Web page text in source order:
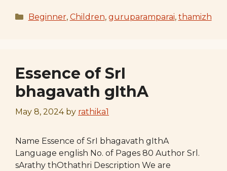
Categories
Beginner, Children, guruparamparai, thamizh
Essence of SrI
bhagavath gIthA
May 8, 2024 by rathika1
Name Essence of SrI bhagavath gIthA
Language english No. of Pages 80 Author Srl.
sArathy thOthathri Description We are